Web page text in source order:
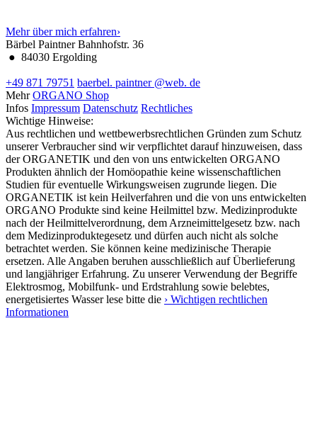
Mehr über mich erfahren›
Bärbel PaintnerBahnhofstr. 36
● 84030 Ergolding
+49 871 79751 baerbel. paintner @web. de
Mehr ORGANO Shop
Infos Impressum Datenschutz Rechtliches
Wichtige Hinweise:
Aus rechtlichen und wettbewerbsrechtlichen Gründen zum Schutz
unserer Verbraucher sind wir verpflichtet darauf hinzuweisen, dass
der ORGANETIK und den von uns entwickelten ORGANO
Produkten ähnlich der Homöopathie keine wissenschaftlichen
Studien für eventuelle Wirkungsweisen zugrunde liegen. Die
ORGANETIK ist kein Heilverfahren und die von uns entwickelten
ORGANO Produkte sind keine Heilmittel bzw. Medizinprodukte
nach der Heilmittelverordnung, dem Arzneimittelgesetz bzw. nach
dem Medizinproduktegesetz und dürfen auch nicht als solche
betrachtet werden. Sie können keine medizinische Therapie
ersetzen. Alle Angaben beruhen ausschließlich auf Überlieferung
und langjähriger Erfahrung. Zu unserer Verwendung der Begriffe
Elektrosmog, Mobilfunk- und Erdstrahlung sowie belebtes,
energetisiertes Wasser lese bitte die › Wichtigen rechtlichen
Informationen